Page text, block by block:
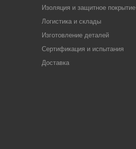
Изоляция и защитное покрытие
Логистика и склады
Изготовление деталей
Сертификация и испытания
Доставка